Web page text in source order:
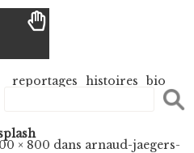
reportages histoires bio
× 800 dans arnaud-jaegers-